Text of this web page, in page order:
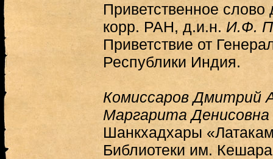
Приветственное
корр. РАН, д.и.н. И.Ф.
Приветствие от
Республики Индия.
Комиссаров Дмитрий
Маргарита Денисовна
Шанкхадхары
Библиотеки им.